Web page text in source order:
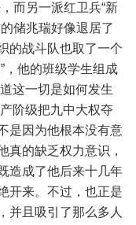
而另一派红卫兵“新
储兆瑞好像退居了
的战斗队也取了一个
，他的班级学生组成
这一切是如何发生
阶级把九中大权夺
是因为他根本没有意
真的缺乏权力意识，
造成了他后来十几年
开来。不过，也正是
并且吸引了那么多人